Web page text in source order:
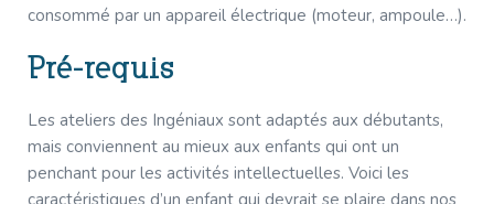
consommé par un appareil électrique (moteur, ampoule…).
Pré-requis
Les ateliers des Ingéniaux sont adaptés aux débutants,
mais conviennent au mieux aux enfants qui ont un
penchant pour les activités intellectuelles. Voici les
caractéristiques d’un enfant qui devrait se plaire dans nos